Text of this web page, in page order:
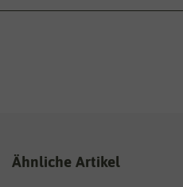
Ähnliche Artikel